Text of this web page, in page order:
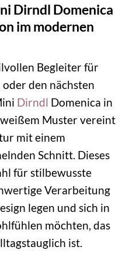
Dirndl Domenica
im modernen
Begleiter für
den nächsten
Dirndl Domenica in
Muster vereint
mit einem
Schnitt. Dieses
für stilbewusste
Verarbeitung
legen und sich in
möchten, das
ist.